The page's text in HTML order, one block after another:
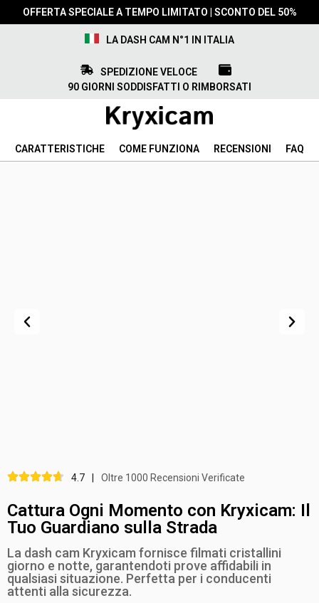
OFFERTA SPECIALE A TEMPO LIMITATO | SCONTO DEL 50%
LA DASH CAM N°1 IN ITALIA
SPEDIZIONE VELOCE
90 GIORNI SODDISFATTI O RIMBORSATI
CARATTERISTICHE COME FUNZIONA RECENSIONI FAQ
4.7 Oltre 1000 Recensioni Verificate
Cattura Ogni Momento con Kryxicam: Il
Tuo Guardiano sulla Strada
La dash cam Kryxicam fornisce filmati cristallini
giorno e notte, garantendoti prove affidabili in
qualsiasi situazione. Perfetta per i conducenti
attenti alla sicurezza.